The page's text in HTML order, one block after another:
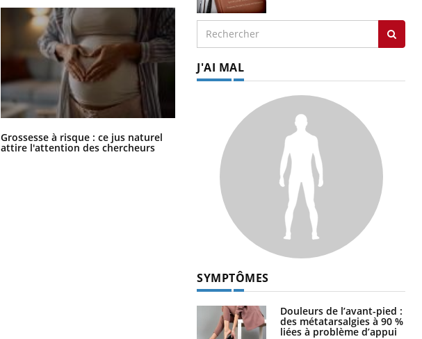
Grossesse à risque : ce jus naturel
attire l'attention des chercheurs
Comment oublier les écrans en
vacances ?
J'AI MAL
SYMPTÔMES
Douleurs de l’avant-pied :
des métatarsalgies à 90 %
liées à problème d’appui